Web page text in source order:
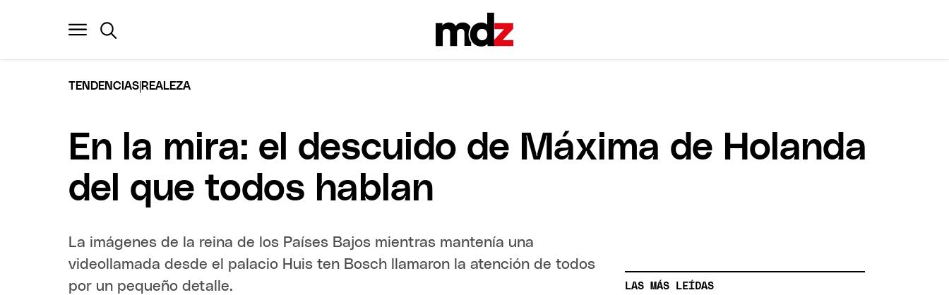
TENDENCIAS REALEZA
En la mira: el descuido de Máxima de Holanda
del que todos hablan
La imágenes de la reina de los Países Bajos mientras mantenía una
videollamada desde el palacio Huis ten Bosch llamaron la atención de todos
por un pequeño detalle.
LAS MÁS LEÍDAS